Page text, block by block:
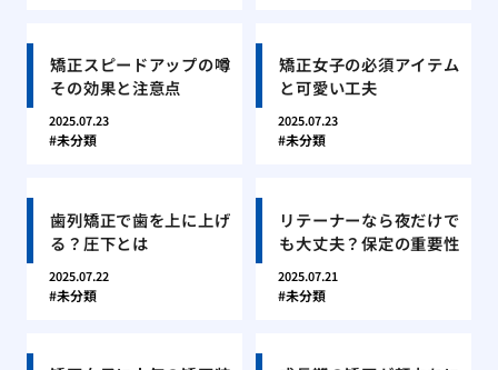
矯正スピードアップの噂
その効果と注意点
2025.07.23
未分類
矯正女子の必須アイテム
と可愛い工夫
2025.07.23
未分類
歯列矯正で歯を上に上げ
る？圧下とは
2025.07.22
未分類
リテーナーなら夜だけで
も大丈夫？保定の重要性
2025.07.21
未分類